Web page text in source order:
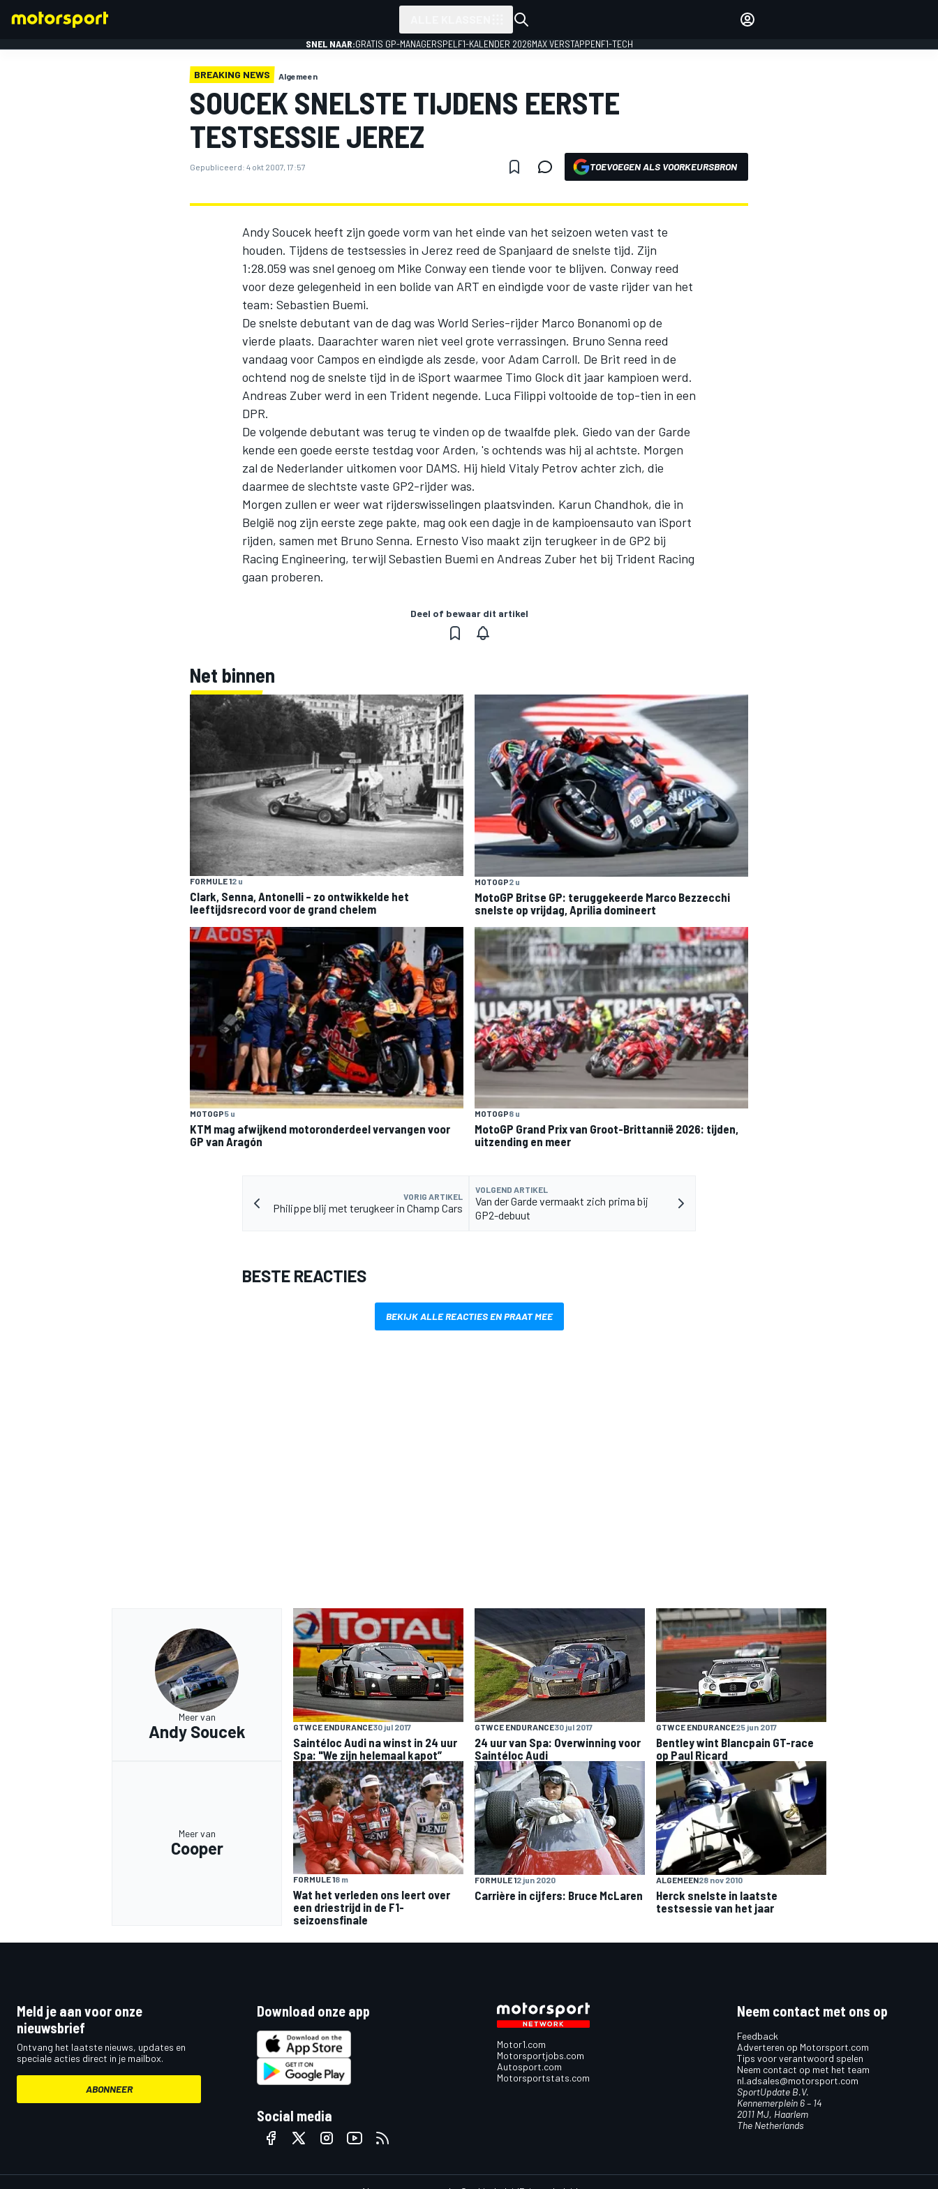
DTM
SNEL NAAR:GRATIS GP-MANAGERSPEL F1-KALENDER 2026MAX VERSTAPPENF1-TECH
BREAKING NEWS Algemeen
SOUCEK SNELSTE TIJDENS EERSTE
TESTSESSIE JEREZ
Gepubliceerd: 4 okt 2007, 17:57 TOEVOEGEN ALS VOORKEURSBRON
Andy Soucek heeft zijn goede vorm van het einde van het seizoen weten vast te
houden. Tijdens de testsessies in Jerez reed de Spanjaard de snelste tijd. Zijn
1:28.059 was snel genoeg om Mike Conway een tiende voor te blijven. Conway reed
voor deze gelegenheid in een bolide van ART en eindigde voor de vaste rijder van het
team: Sebastien Buemi.
De snelste debutant van de dag was World Series-rijder Marco Bonanomi op de
vierde plaats. Daarachter waren niet veel grote verrassingen. Bruno Senna reed
vandaag voor Campos en eindigde als zesde, voor Adam Carroll. De Brit reed in de
ochtend nog de snelste tijd in de iSport waarmee Timo Glock dit jaar kampioen werd.
Andreas Zuber werd in een Trident negende. Luca Filippi voltooide de top-tien in een
DPR.
De volgende debutant was terug te vinden op de twaalfde plek. Giedo van der Garde
kende een goede eerste testdag voor Arden, 's ochtends was hij al achtste. Morgen
zal de Nederlander uitkomen voor DAMS. Hij hield Vitaly Petrov achter zich, die
daarmee de slechtste vaste GP2-rijder was.
Morgen zullen er weer wat rijderswisselingen plaatsvinden. Karun Chandhok, die in
België nog zijn eerste zege pakte, mag ook een dagje in de kampioensauto van iSport
rijden, samen met Bruno Senna. Ernesto Viso maakt zijn terugkeer in de GP2 bij
Racing Engineering, terwijl Sebastien Buemi en Andreas Zuber het bij Trident Racing
gaan proberen.
Deel of bewaar dit artikel
Net binnen
FORMULE 12 u
Clark, Senna, Antonelli – zo ontwikkelde het
leeftijdsrecord voor de grand chelem
MOTOGP2 u
MotoGP Britse GP: teruggekeerde Marco Bezzecchi
snelste op vrijdag, Aprilia domineert
MOTOGP5 u
KTM mag afwijkend motoronderdeel vervangen voor
GP van Aragón
MOTOGP8 u
MotoGP Grand Prix van Groot-Brittannië 2026: tijden,
uitzending en meer
VORIG ARTIKEL
Philippe blij met terugkeer in Champ Cars
VOLGEND ARTIKEL
Van der Garde vermaakt zich prima bij
GP2-debuut
BESTE REACTIES
BEKIJK ALLE REACTIES EN PRAAT MEE
Meer van
Andy Soucek GTWCE ENDURANCE30 jul 2017
Saintéloc Audi na winst in 24 uur
Spa: "We zijn helemaal kapot”
GTWCE ENDURANCE30 jul 2017
24 uur van Spa: Overwinning voor
Saintéloc Audi
GTWCE ENDURANCE25 jun 2017
Bentley wint Blancpain GT-race
op Paul Ricard
Meer van
Cooper
FORMULE 18 m
Wat het verleden ons leert over
een driestrijd in de F1-
seizoensfinale
FORMULE 12 jun 2020
Carrière in cijfers: Bruce McLaren
ALGEMEEN28 nov 2010
Herck snelste in laatste
testsessie van het jaar
Meld je aan voor onze
nieuwsbrief
Ontvang het laatste nieuws, updates en
speciale acties direct in je mailbox.
ABONNEER
Download onze app
Social media
Motor1.com
Motorsportjobs.com
Autosport.com
Motorsportstats.com
Neem contact met ons op
Feedback
Adverteren op Motorsport.com
Tips voor verantwoord spelen
Neem contact op met het team
nl.adsales@motorsport.com
SportUpdate B.V.
Kennemerplein 6 – 14
2011 MJ, Haarlem
The Netherlands